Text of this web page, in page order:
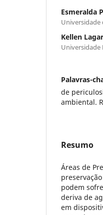
Esmeralda
Universidade
Kellen
Universidade
Palavras-
de
ambiental.
Resumo
Áreas de
podem
deriva de
em